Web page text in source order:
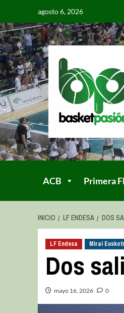
agosto 6, 2026
ACB Primera
INICIO LF ENDESA DOS
LF Endesa Mirai
Dos
mayo 16, 2026 0